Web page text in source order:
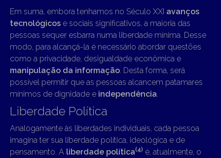
Em suma, embora tenhamos no Século XXI avanços
tecnológicos e sociais significativos, a maioria das
pessoas sequer esbarra numa liberdade mínima. Desse
modo, para alcançá-la é necessário abordar questões
como a privacidade, desigualdade econômica e
manipulação da informação . Desta forma, será
possível permitir que as pessoas alcancem patamares
mínimos de dignidade e independência
Liberdade Política
Analogamente às liberdades individuais, cada pessoa
imagina ter sua liberdade política, ideológica e de
pensamento. A liberdade política(4) é, atualmente, o